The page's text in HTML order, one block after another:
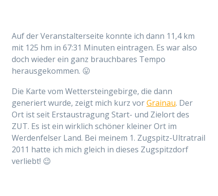
Auf der Veranstalterseite konnte ich dann 11,4 km
mit 125 hm in 67:31 Minuten eintragen. Es war also
doch wieder ein ganz brauchbares Tempo
herausgekommen. 😛
Die Karte vom Wettersteingebirge, die dann
generiert wurde, zeigt mich kurz vorGrainau. Der
Ort ist seit Erstaustragung Start- und Zielort des
ZUT. Es ist ein wirklich schöner kleiner Ort im
Werdenfelser Land. Bei meinem 1. Zugspitz-Ultratrail
2011 hatte ich mich gleich in dieses Zugspitzdorf
verliebt! 😉